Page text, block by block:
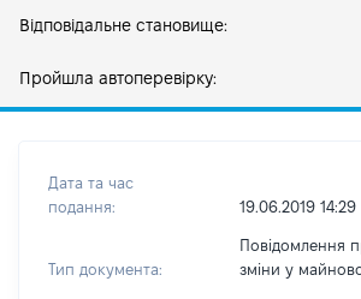
Відповідальне становище:
Пройшла автоперевірку:
Дата та час
подання:
19.06.2019 14:29
Тип документа:
Повідомлення
зміни y